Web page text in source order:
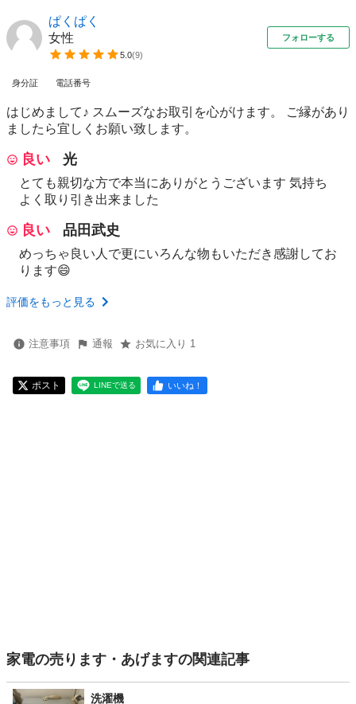
ぱくぱく
女性
5.0(9)
フォローする
身分証 電話番号
はじめまして♪ スムーズなお取引を心がけます。 ご縁があり
ましたら宜しくお願い致します。
良い 光
とても親切な方で本当にありがとうございます 気持ち
よく取り引き出来ました
良い 品田武史
めっちゃ良い人で更にいろんな物もいただき感謝してお
ります😄
評価をもっと見る
注意事項 通報 お気に入り 1
ポスト LINEで送る いいね！
家電の売ります・あげますの関連記事
洗濯機